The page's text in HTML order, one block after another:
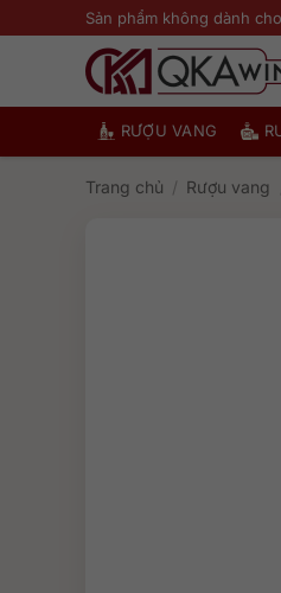
qua
Sản phẩm không dành
RƯỢU VANG
Trang chủ / Rượu vang